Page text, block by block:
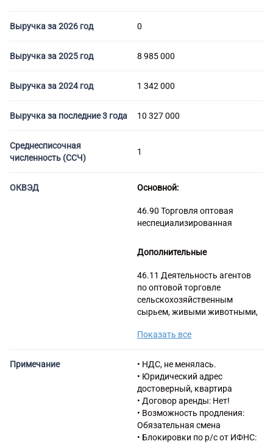
Страховые компании
Выручка за 2026 год 0
Выручка за 2025 год 8 985 000
Выручка за 2024 год 1 342 000
Выручка за последние 3 года 10 327 000
Среднесписочная
численность (ССЧ)
1
ОКВЭД Основной:
46.90 Торговля оптовая
неспециализированная
Дополнительные
46.11 Деятельность агентов
по оптовой торговле
сельскохозяйственным
сырьем, живыми животными,
полуфабрикатами
по оптовой торговле
топливом, рудами, металлами
и химическими веществами
46.44 Торговля оптовая
изделиями из керамики и
стекла и чистящими
средствами
Показать все
Примечание
• НДС, не менялась.
• Юридический адрес
достоверный, квартира
• Договор аренды: Нет!
• Возможность продления:
Обязательная смена
• Блокировки по р/с от ИФНС: